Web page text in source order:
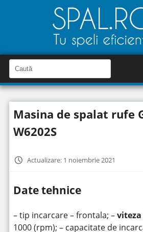
a
u
t
C
a
u
î
n
i
t
Masina de spalat rufe
W6202S
Actualizare: 1 noiembrie 2021
Date tehnice
– tip incarcare – frontala; –
1000 (rpm); – capacitate de